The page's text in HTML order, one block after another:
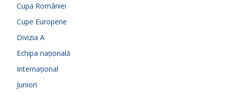
Cupa României
Cupe Europene
Divizia A
Echipa națională
Internațional
Juniori